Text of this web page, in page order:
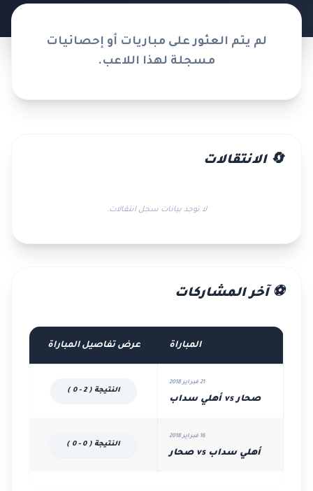
لم يتم العثور على مباريات أو إحصائيات
مسجلة لهذا اللاعب.
🔄 الانتقالات
لا توجد بيانات سجل انتقالات.
⚽ آخر المشاركات
المباراة عرض تفاصيل المباراة
21 فبراير 2018
صحار vs أهلي سداب
النتيجة ( 2 - 0 )
16 فبراير 2018
أهلي سداب vs صحار
النتيجة ( 0 - 0 )